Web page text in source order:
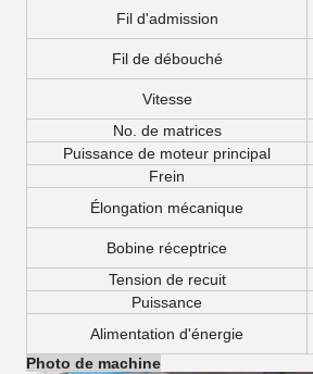
Fil d'admission
Fil de débouché
Vitesse
No. de matrices
Puissance de moteur principal
Frein
Élongation mécanique
Bobine réceptrice
Tension de recuit
Puissance
Alimentation d'énergie
Photo de machine